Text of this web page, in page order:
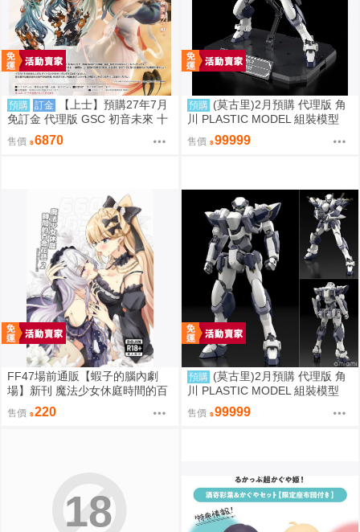
預購 訂金
【上士】預購27年7月
免訂金 代理版 GSC 初音未來 十
面埋伏Ver. 1/7 再版
售價 6870
預購 (莫古里)2月預購 代理版 角
川 PLASTIC MODEL 組裝模型
驚爆危機 1/48 強弩兵 特別套組
免訂金
售價 99999
FF47場前通販【蝦子的腦內劇
場】新刊 魔法少女休庭時間的百
合花藝2 魔法少女的魔女裁判 蝦
子 Ebiko［箱庭交響曲-通販］
售價 220
預購 (莫古里)2月預購 代理版 角
川 PLASTIC MODEL 組裝模型
驚爆危機 1/48 強弩兵 一般版 免
訂金
售價 99999
18